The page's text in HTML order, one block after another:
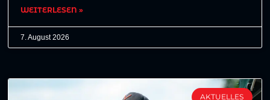
WEITERLESEN »
7. August 2026
AKTUELLES